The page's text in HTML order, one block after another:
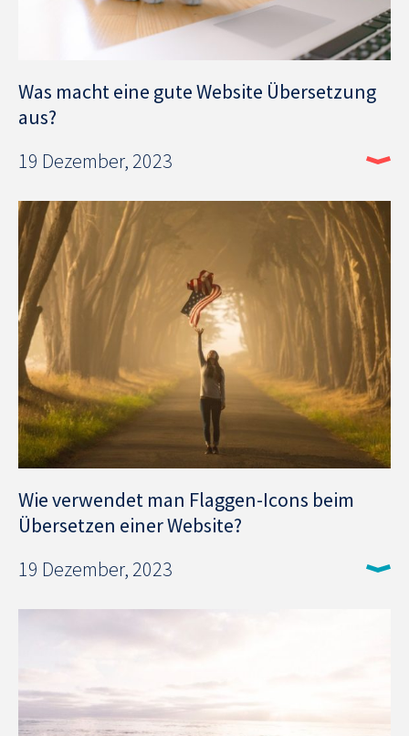
Was macht eine gute Website Übersetzung
aus?
19 Dezember, 2023
Wie verwendet man Flaggen-Icons beim
Übersetzen einer Website?
19 Dezember, 2023